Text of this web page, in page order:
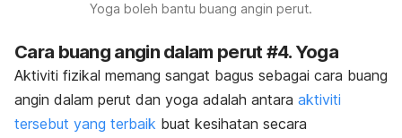
Yoga boleh bantu buang angin perut.
Cara buang angin dalam perut #4. Yoga
Aktiviti fizikal memang sangat bagus sebagai cara buang
angin dalam perut dan yoga adalah antara aktiviti
tersebut yang terbaik buat kesihatan secara